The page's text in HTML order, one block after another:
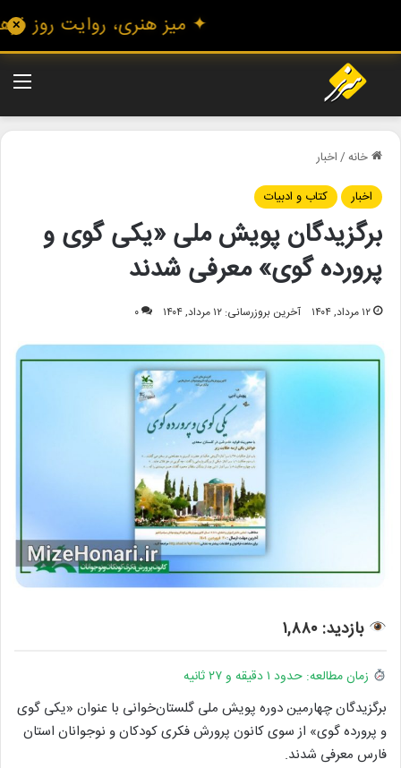
خانه/اخبار
اخبار
کتاب و ادبیات
برگزیدگان پویش ملی «یکی گوی و
پرورده گوی» معرفی شدند
۱۲ مرداد, ۱۴۰۴ آخرین بروزرسانی: ۱۲ مرداد, ۱۴۰۴ ۰
بازدید: ۱,۸۸۰
زمان مطالعه: حدود ۱ دقیقه و ۲۷ ثانیه
برگزیدگان چهارمین دوره پویش ملی گلستان‌خوانی با عنوان «یکی گوی
و پرورده گوی» از سوی کانون پرورش فکری کودکان و نوجوانان استان
فارس معرفی شدند.
✕ ✦ میز هنری، روایت روز